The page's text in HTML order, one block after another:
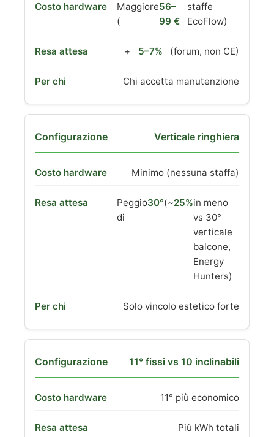
Maggiore
(
56–
99 €
staffe
EcoFlow)
+ 5–7% (forum, non CE)
Chi accetta manutenzione
Verticale ringhiera
Minimo (nessuna staffa)
Peggio
di
30°(~25%in meno
vs 30°
verticale
balcone,
Energy
Hunters)
Solo vincolo estetico forte
11° fissi vs 10 inclinabili
11° più economico
Più kWh totali